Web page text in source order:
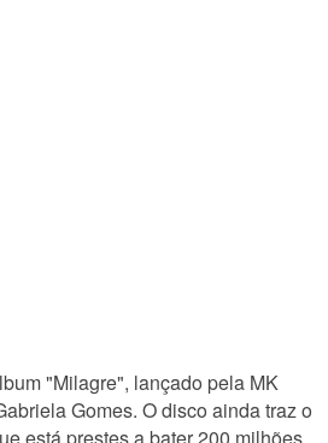
"Milagre", lançado pela MK
Gomes. O disco ainda traz o